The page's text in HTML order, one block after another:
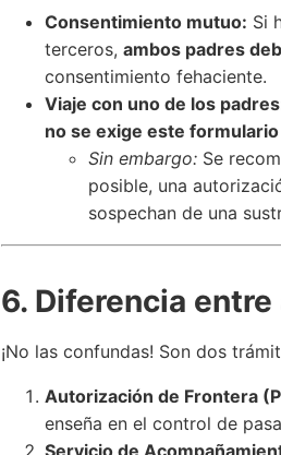
Consentimiento mutuo: Si
terceros, ambos padres
consentimiento fehaciente.
Viaje con uno de los
no se exige este formulario
Sin embargo: Se
posible, una
sospechan de una
6. Diferencia
¡No las confundas! Son dos
Autorización de Frontera
enseña en el control de
Servicio de